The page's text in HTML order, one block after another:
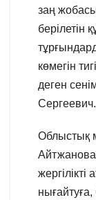
заң
берілетін
көмегін
деген
Сергеевич.
Облыстық
Айтжанова